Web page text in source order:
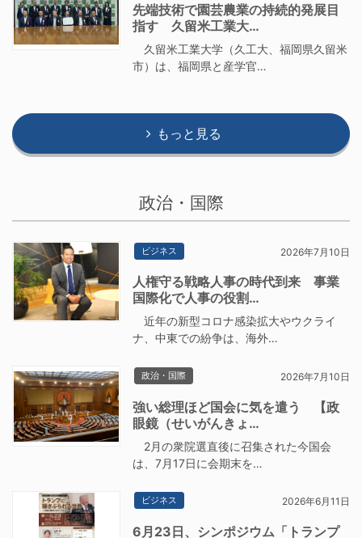
先端技術で園芸農業の持続的発展目
指す 久留米工業大…
久留米工業大学（久工大、福岡県久留米
市）は、福岡県と産学官…
もっと見る
政治・国際
ビジネス 2026年7月10日
人権守る戦略人事の時代到来 事業
国際化で人事の役割…
近年の新型コロナ感染拡大やウクライ
ナ、中東での紛争は、海外…
政治・国際 2026年7月10日
強い総理ほど国会に気を遣う 【政
眼鏡（せいがんきょ…
2月の衆院選直後に召集された今国会
は、7月17日に会期末を…
ビジネス 2026年6月11日
6月23日、シンポジウム「トランプ